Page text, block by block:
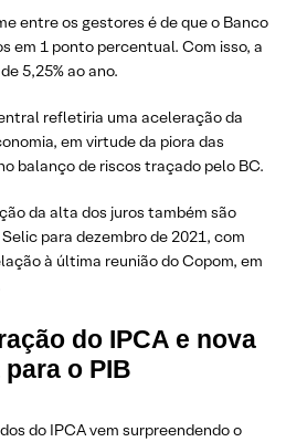
entre os gestores é de que o Banco
em 1 ponto percentual. Com isso, a
5,25% ao ano.
refletiria uma aceleração da
em virtude da piora das
balanço de riscos traçado pelo BC.
da alta dos juros também são
para dezembro de 2021, com
à última reunião do Copom, em
do IPCA e nova
o PIB
do IPCA vem surpreendendo o